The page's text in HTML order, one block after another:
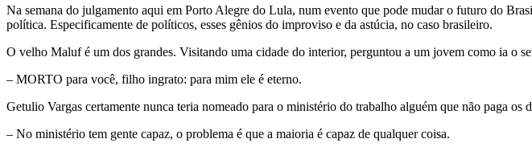
Na semana do julgamento aqui em Porto Alegre do Lula, num evento que pode mudar o futuro do
política. Especificamente de políticos, esses gênios do improviso e da astúcia, no caso brasileiro.
O velho Maluf é um dos grandes. Visitando uma cidade do interior, perguntou a um jovem como ia o
– MORTO para você, filho ingrato: para mim ele é eterno.
Getulio Vargas certamente nunca teria nomeado para o ministério do trabalho alguém que não paga
– No ministério tem gente capaz, o problema é que a maioria é capaz de qualquer coisa.